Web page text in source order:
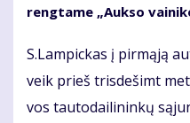
reng­ta­me „Auk­so
S.Lam­pic­kas į pir­mą­ją
veik prieš tris­de­šimt
vos tau­to­dai­li­nin­kų